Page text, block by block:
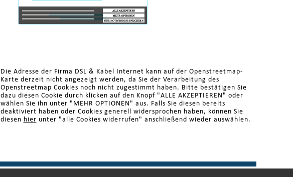
Die Adresse der Firma DSL & Kabel Internet kann auf der Openstreetmap-
Karte derzeit nicht angezeigt werden, da Sie der Verarbeitung des
Openstreetmap Cookies noch nicht zugestimmt haben. Bitte bestätigen Sie
dazu diesen Cookie durch klicken auf den Knopf "ALLE AKZEPTIEREN" oder
wählen Sie ihn unter "MEHR OPTIONEN" aus. Falls Sie diesen bereits
deaktiviert haben oder Cookies generell widersprochen haben, können Sie
diesen hier unter "alle Cookies widerrufen" anschließend wieder auswählen.